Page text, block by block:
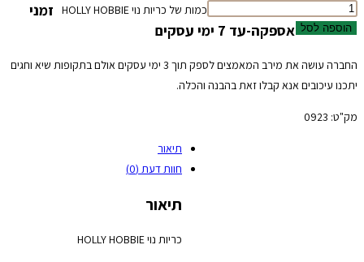
כמות של כריות נוי HOLLY HOBBIE
הוספה לסל
זמני
אספקה-עד 7 ימי עסקים
החברה עושה את מירב המאמצים לספק תוך 3 ימי עסקים אולם בתקופות שיא וחגים
יתכנו עיכובים אנא קבלו זאת בהבנה והכלה.
מק"ט: 0923
תיאור
חוות דעת (0)
תיאור
כריות נוי HOLLY HOBBIE